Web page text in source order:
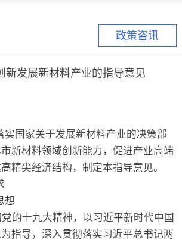
合作
政策咨讯
新发展新材料产业的指导意见
家关于发展新材料产业的决策部
新材料领域创新能力，促进产业高端
精尖经济结构，制定本指导意见。
十九大精神，以习近平新时代中国
指导，深入贯彻落实习近平总书记两